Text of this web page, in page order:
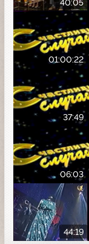
40:05
01:00:22
37:49
06:03
44:19